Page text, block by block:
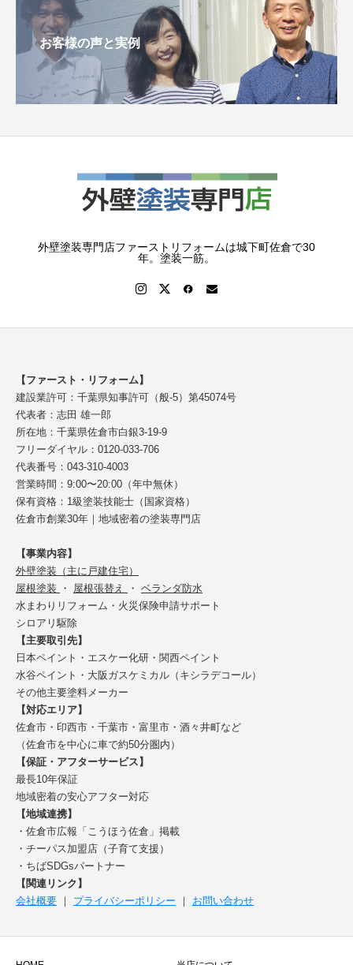
お客様の声と実例
外壁塗装専門店ファーストリフォームは城下町佐倉で30
年。塗装一筋。
【ファースト・リフォーム】
建設業許可：千葉県知事許可（般-5）第45074号
代表者：志田 雄一郎
所在地：千葉県佐倉市白銀3-19-9
フリーダイヤル：0120-033-706
代表番号：043-310-4003
営業時間：9:00〜20:00（年中無休）
保有資格：1級塗装技能士（国家資格）
佐倉市創業30年｜地域密着の塗装専門店
【事業内容】
外壁塗装（主に戸建住宅）
屋根塗装
・ 屋根張替え ・ ベランダ防水
水まわりリフォーム・火災保険申請サポート
シロアリ駆除
【主要取引先】
日本ペイント・エスケー化研・関西ペイント
水谷ペイント・大阪ガスケミカル（キシラデコール）
その他主要塗料メーカー
【対応エリア】
佐倉市・印西市・千葉市・富里市・酒々井町など
（佐倉市を中心に車で約50分圏内）
【保証・アフターサービス】
最長10年保証
地域密着の安心アフター対応
【地域連携】
・佐倉市広報「こうほう佐倉」掲載
・チーパス加盟店（子育て支援）
・ちばSDGsパートナー
【関連リンク】
会社概要 ｜ プライバシーポリシー ｜ お問い合わせ